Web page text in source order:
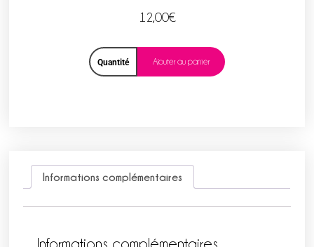
12,00€
Quantité Ajouter au panier
Informations complémentaires
Informations complémentaires